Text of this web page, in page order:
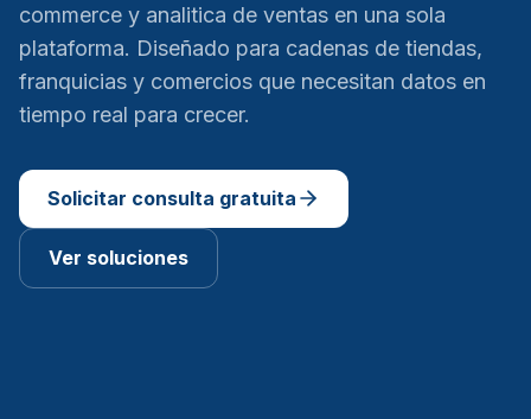
commerce y analitica de ventas en una sola
plataforma. Diseñado para cadenas de tiendas,
franquicias y comercios que necesitan datos en
tiempo real para crecer.
Solicitar consulta gratuita
Ver soluciones